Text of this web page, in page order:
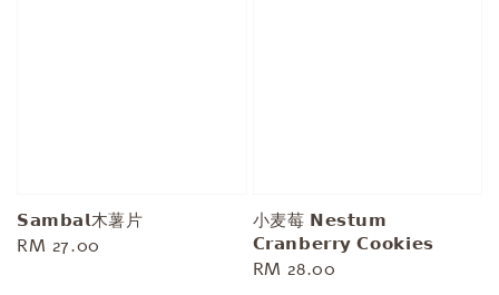
𝗦𝗮𝗺𝗯𝗮𝗹木薯片
Regular
RM 27.00
小麦莓 𝗡𝗲𝘀𝘁𝘂𝗺
𝗖𝗿𝗮𝗻𝗯𝗲𝗿𝗿𝘆 𝗖𝗼𝗼𝗸𝗶𝗲𝘀
Regular
RM 28.00